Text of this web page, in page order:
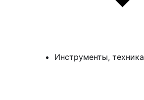
Инструменты, техника